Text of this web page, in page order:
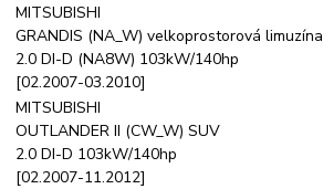
MITSUBISHI
GRANDIS (NA_W) velkoprostorová limuzína
2.0 DI-D (NA8W) 103kW/140hp
[02.2007-03.2010]
MITSUBISHI
OUTLANDER II (CW_W) SUV
2.0 DI-D 103kW/140hp
[02.2007-11.2012]